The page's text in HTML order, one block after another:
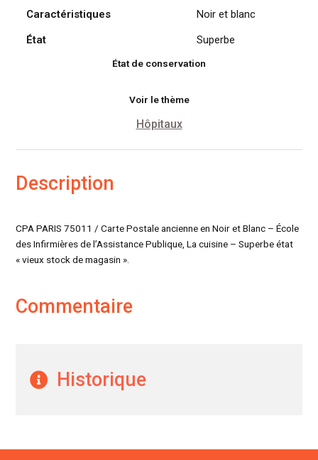
Caractéristiques
Noir et blanc
État
Superbe
État de conservation
Voir le thème
Hôpitaux
Description
CPA PARIS 75011 / Carte Postale ancienne en Noir et Blanc – École
des Infirmières de l’Assistance Publique, La cuisine – Superbe état
« vieux stock de magasin ».
Commentaire
Historique